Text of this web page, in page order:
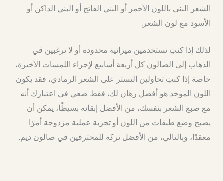
الشعر البني باللون الأحمر أو البني الفاتح أو البني الداكن أو
الأسود مع لون الشعر.
لذلك إذا كنتِ تستخدمين ميزانية محدودة أو لا ترغبين في
الذهاب إلى الصالون كل أربعة أسابيع لإجراء اللمسات الأخيرة،
خاصة إذا كنتِ تحاولين التستر على الشعر الرمادي، فقد يكون
اللون الموحد هو أفضل رهان لك، فقط ضعي في اعتبارك أنه
مع صبغ الشعر بنفسك، من الأفضل إبقائه بسيطًا، يمكن أن
يصبح وضع طبقات من اللون أو تجربة عملية مزدوجة أمرًا
معقدًا، وبالتالي، من الأفضل تركه للمحترفين في صالون ديم.